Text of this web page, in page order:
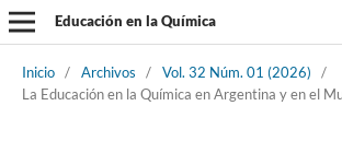
Educación en la Química
Inicio / Archivos / Vol. 32 Núm. 01 (2026)
/
La Educación en la Química en Argentina y en el